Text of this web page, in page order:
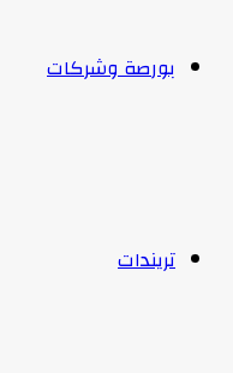
بورصة وشركات
تريندات